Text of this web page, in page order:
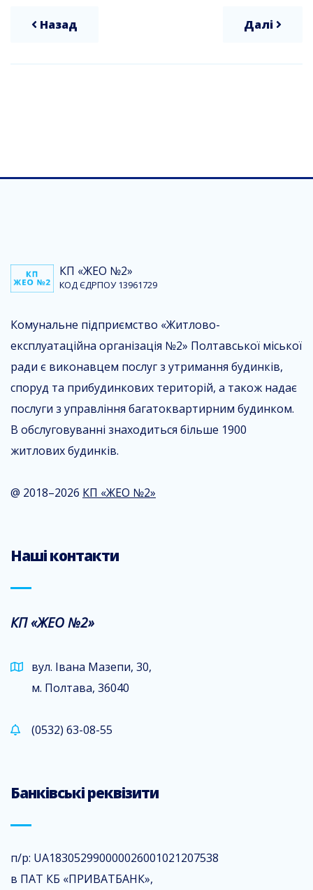
Назад Далі
КП «ЖЕО №2»
КОД ЄДРПОУ 13961729
Комунальне підприємство «Житлово-
експлуатаційна організація №2» Полтавської міської
ради є виконавцем послуг з утримання будинків,
споруд та прибудинкових територій, а також надає
послуги з управління багатоквартирним будинком.
В обслуговуванні знаходиться більше 1900
житлових будинків.
@ 2018–2026 КП «ЖЕО №2»
Наші контакти
КП «ЖЕО №2»
вул. Івана Мазепи, 30,
м. Полтава, 36040
(0532) 63-08-55
Банківські реквізити
п/р: UA183052990000026001021207538
в ПАТ КБ «ПРИВАТБАНК»,